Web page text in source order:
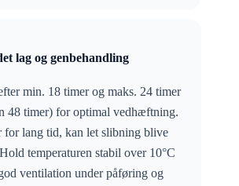
lag og genbehandling
min. 18 timer og maks. 24 timer
48 timer) for optimal vedhæftning.
for lang tid, kan let slibning blive
temperaturen stabil over 10°C
ventilation under påføring og